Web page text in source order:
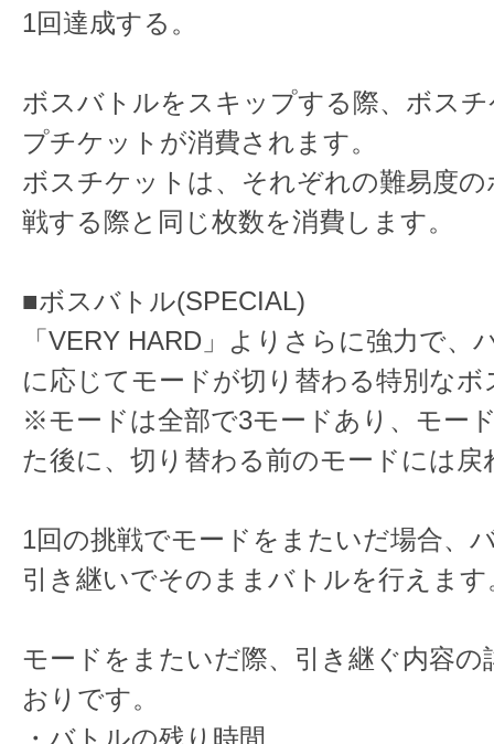
1回達成する。
ボスバトルをスキップする際、ボス
プチケットが消費されます。
ボスチケットは、それぞれの難易度
戦する際と同じ枚数を消費します。
■ボスバトル(SPECIAL)
「VERY HARD」よりさらに強力で、
に応じてモードが切り替わる特別な
※モードは全部で3モードあり、モー
た後に、切り替わる前のモードには戻
1回の挑戦でモードをまたいだ場合、
引き継いでそのままバトルを行えます
モードをまたいだ際、引き継ぐ内容の
おりです。